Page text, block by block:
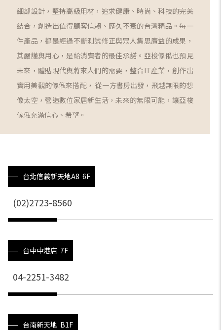
細部設計，堅持高級用材，追求健康、時尚、科技的完美
結合，創造出值得顧客信賴、歷久不衰的台灣精品。每一
件產品，都是經過不斷測試修正與眾人集思廣益的成果，
其嚴謹與用心，是給消費者的最佳承諾。亞梭傢俬也預見
未來，體貼現代與將來人們的需要，整合IT產業，創作出
實用美觀的傢俬來搭配， 從一方書房出發，飛越無限的想
像太空，營造數位家居新生活，未來的無限可能，讓亞梭
傢俬充滿信心、希望。
台北信義新天地A8 6F
(02)2723-8560
台中中港店 7F
04-2251-3482
台南新天地 B1F